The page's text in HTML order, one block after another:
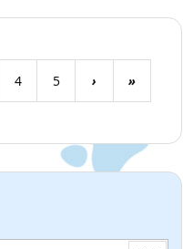
4 5 › »